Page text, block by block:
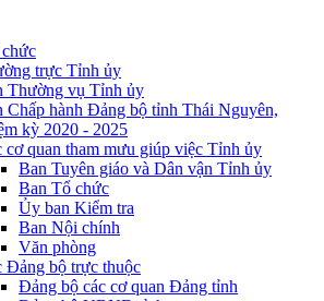
trực Tỉnh ủy
Thường vụ Tỉnh ủy
Chấp hành Đảng bộ tỉnh Thái Nguyên,
kỳ 2020 - 2025
cơ quan tham mưu giúp việc Tỉnh ủy
Ban Tuyên giáo và Dân vận Tỉnh ủy
Ban Tổ chức
Ủy ban Kiểm tra
Ban Nội chính
Văn phòng
Đảng bộ trực thuộc
Đảng bộ các cơ quan Đảng tỉnh